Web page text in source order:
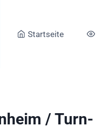
Startseite
/